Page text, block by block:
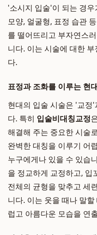
'소시지 입술'이 되는 경
모양, 얼굴형, 표정 습관
를 떨어뜨리고 부자연스
니다. 이는 시술에 대한
다.
표정과 조화를 이루는 현
현대의 입술 시술은 '교정
다. 특히 입술비대칭교정
해결해 주는 중요한 시술
완벽한 대칭을 이루기 어
누구에게나 있을 수 있습
을 정교하게 교정하고, 입
전체의 균형을 맞추고 세
니다. 이는 웃을 때나 말
럽고 아름다운 모습을 연